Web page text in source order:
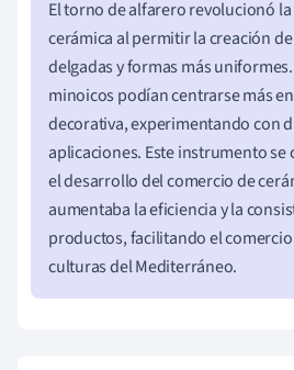
El torno de alfarero revolucionó
cerámica al permitir la creación
delgadas y formas más
minoicos podían centrarse más
decorativa, experimentando con
aplicaciones. Este instrumento
el desarrollo del comercio de
aumentaba la eficiencia y la
productos, facilitando el
culturas del Mediterráneo.